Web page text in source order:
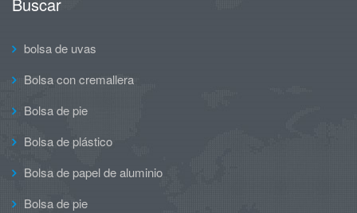
bolsa de uvas
Bolsa con cremallera
Bolsa de pie
Bolsa de plástico
Bolsa de papel de aluminio
Bolsa de pie